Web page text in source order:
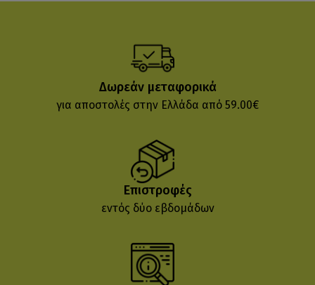
Δωρεάν μεταφορικά
για αποστολές στην Ελλάδα από 59.00€
Επιστροφές
εντός δύο εβδομάδων